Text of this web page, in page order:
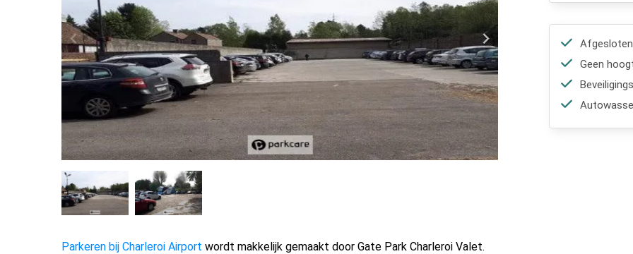
Parkeren bij Charleroi Airport wordt makkelijk gemaakt door Gate Park Charleroi Valet.
Geen